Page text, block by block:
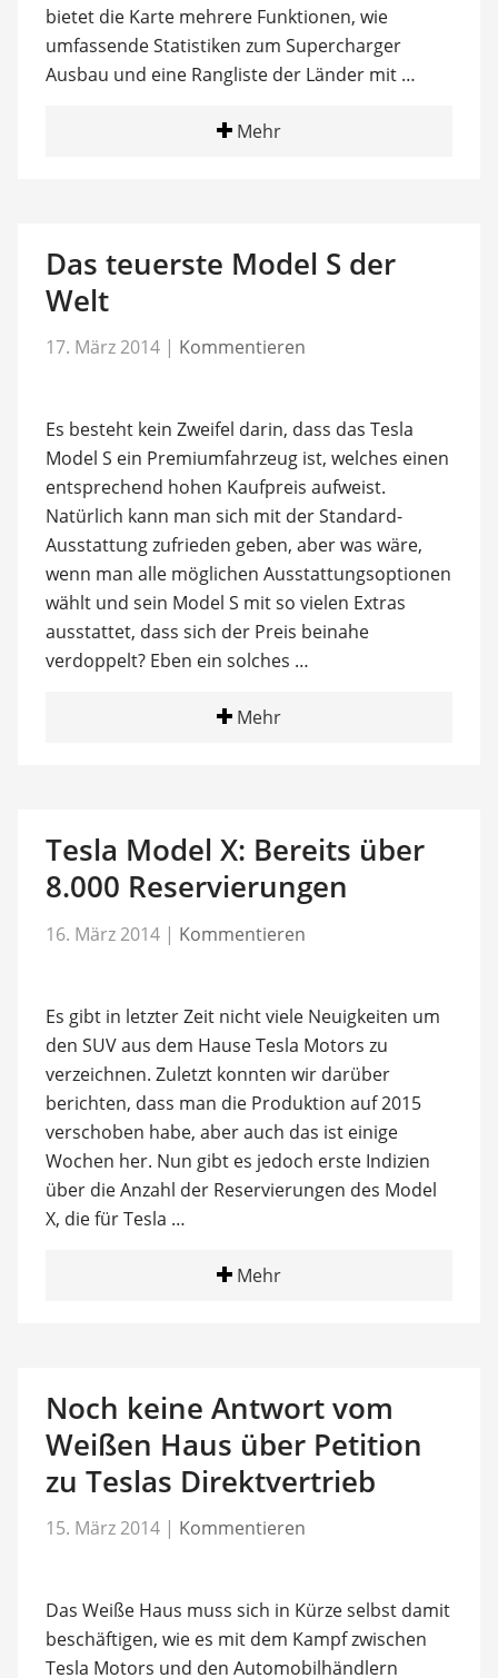
bietet die Karte mehrere Funktionen, wie
umfassende Statistiken zum Supercharger
Ausbau und eine Rangliste der Länder mit …
Mehr
Das teuerste Model S der
Welt
17. März 2014 | Kommentieren
Es besteht kein Zweifel darin, dass das Tesla
Model S ein Premiumfahrzeug ist, welches einen
entsprechend hohen Kaufpreis aufweist.
Natürlich kann man sich mit der Standard-
Ausstattung zufrieden geben, aber was wäre,
wenn man alle möglichen Ausstattungsoptionen
wählt und sein Model S mit so vielen Extras
ausstattet, dass sich der Preis beinahe
verdoppelt? Eben ein solches …
Mehr
Tesla Model X: Bereits über
8.000 Reservierungen
16. März 2014 | Kommentieren
Es gibt in letzter Zeit nicht viele Neuigkeiten um
den SUV aus dem Hause Tesla Motors zu
verzeichnen. Zuletzt konnten wir darüber
berichten, dass man die Produktion auf 2015
verschoben habe, aber auch das ist einige
Wochen her. Nun gibt es jedoch erste Indizien
über die Anzahl der Reservierungen des Model
X, die für Tesla …
Mehr
Noch keine Antwort vom
Weißen Haus über Petition
zu Teslas Direktvertrieb
15. März 2014 | Kommentieren
Das Weiße Haus muss sich in Kürze selbst damit
beschäftigen, wie es mit dem Kampf zwischen
Tesla Motors und den Automobilhändlern